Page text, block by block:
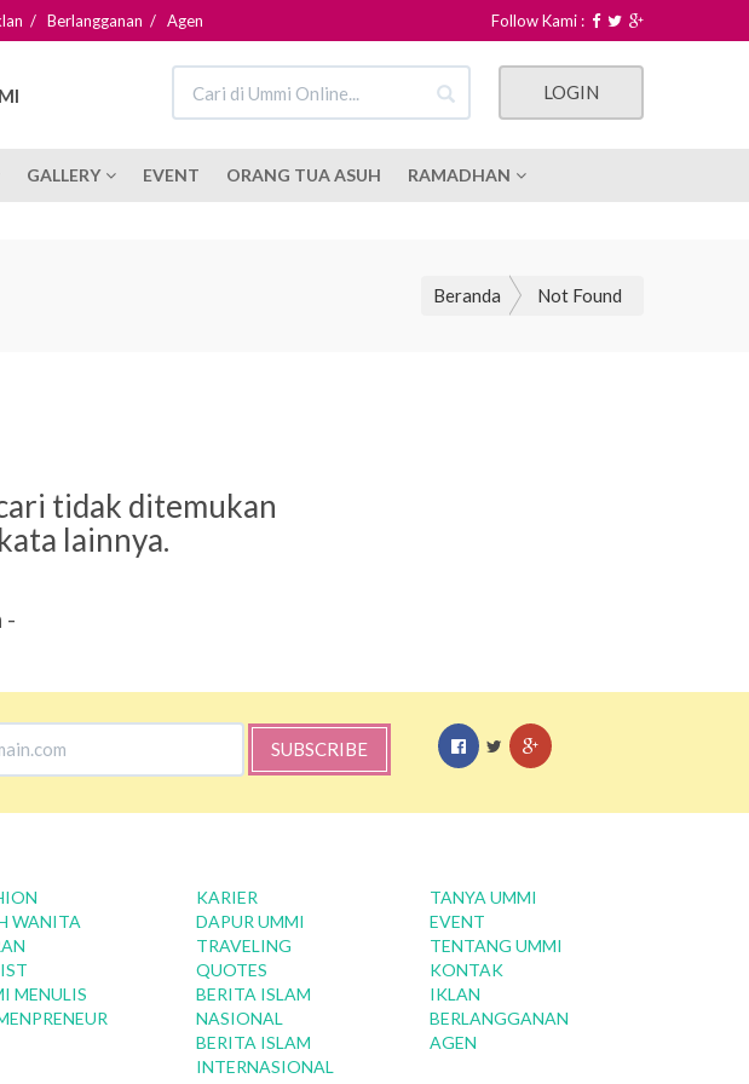
/ Berlangganan / Agen Follow Kami :
LOGIN
GALLERY EVENT ORANG TUA ASUH RAMADHAN
Beranda Not Found
tidak ditemukan
lainnya.
-
SUBSCRIBE
WANITA
MENULIS
KARIER
DAPUR UMMI
TRAVELING
QUOTES
BERITA ISLAM
NASIONAL
BERITA ISLAM
INTERNASIONAL
TANYA UMMI
EVENT
TENTANG UMMI
KONTAK
IKLAN
BERLANGGANAN
AGEN